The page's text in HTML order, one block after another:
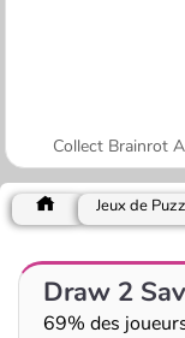
Collect Brainrot
Jeux de
Draw 2
69% des